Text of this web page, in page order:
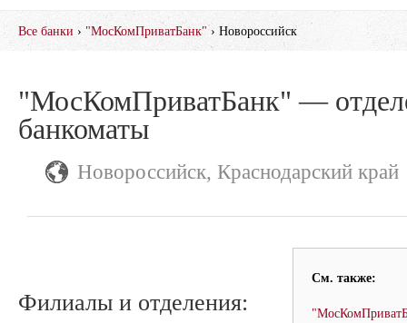
Все банки › "МосКомПриватБанк"› Новороссийск
"МосКомПриватБанк" —
банкоматы
Новороссийск, Краснодарский край
См. также:
Филиалы и отделения: